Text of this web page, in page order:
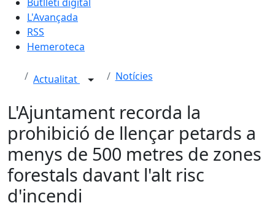
L'Avançada
RSS
Hemeroteca
Actualitat Notícies
L'Ajuntament recorda la
prohibició de llençar petards a
menys de 500 metres de zones
forestals davant l'alt risc
d'incendi